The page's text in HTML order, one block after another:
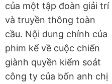
của một tập đoàn giải trí
và truyền thông toàn
cầu. Nội dung chính của
phim kể về cuộc chiến
giành quyền kiểm soát
công ty của bốn anh chị